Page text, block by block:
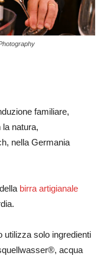
familiare,
natura,
nella Germania
birra artigianale
utilizza solo ingredienti
acqua